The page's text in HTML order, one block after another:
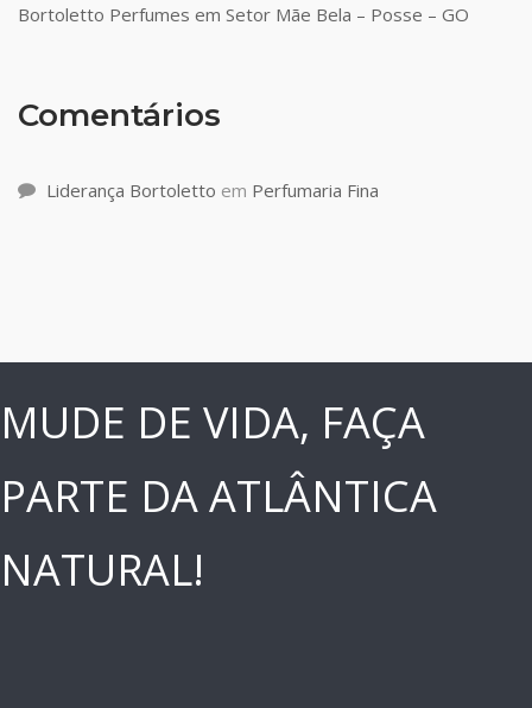
Bortoletto Perfumes em Setor Mãe Bela – Posse – GO
Comentários
Liderança Bortoletto em Perfumaria Fina
MUDE DE VIDA, FAÇA
PARTE DA ATLÂNTICA
NATURAL!